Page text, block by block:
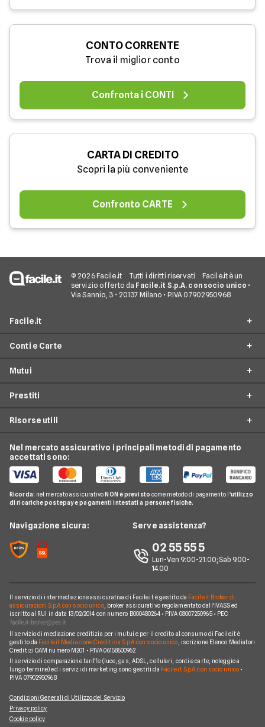
CONTO CORRENTE
Trova il miglior conto
Confronta i CONTI
CARTA DI CREDITO
Scopri la più conveniente
Confronto CARTE
© 2026 Facile.it Tutti i diritti riservati
Facile.it è un
servizio offerto da Facile.it S.p.A. con socio unico •
Via Sannio, 3 - 20137 Milano • P.IVA 07902950968
Facile.it
Prestiti
Mutui
Conti e Carte
Telefonia Mobile
Pay TV
Noleggio Lungo Termine
News
Chi siamo
Perché scegliere Facile.it
Mappa del sito
Conti e Carte
Conto Corrente
Conto Deposito
Carta Prepagata
Mutui
Mutuo Prima Casa
Mutui Seconda Casa
Calcolo Rata Mutuo
Mutui INPDAP
Mutui Ristrutturazione
Prestiti
Prestito Personale
Cessione del Quinto
Prestito Auto
Piccoli Prestiti
Prestiti Veloci
Prestito INPS/INPDAP
Prestiti a Protestati
Consolidamento Debiti
Prestiti Moto
Prestiti per disoccupati
Prestiti senza busta paga
Risorse utili
Guide Prestiti
Guide Mutui
Guide Conti
Guide Carte
News Prestiti
News Carte
Nel mercato assicurativo i principali metodi di pagamento
accettati sono:
Ricorda: nel mercato assicurativo NON è previsto come metodo di pagamento l'utilizzo
di ricariche postepay e pagamenti intestati a persone fisiche.
Navigazione sicura: Serve assistenza?
02 55 55 5
Lun-Ven 9:00-21:00; Sab 9.00-
14.00
Il servizio di intermediazione assicurativa di Facile.it è gestito da Facile.it Broker di
assicurazioni S.p.A. con socio unico, broker assicurativo regolamentato dall'IVASS ed
iscritto al RUI in data 13/02/2014 con numero B000480264 • P.IVA 08007250965 • PEC
Il servizio di mediazione creditizia per i mutui e per il credito al consumo di Facile.it è
gestito da Facile.it Mediazione Creditizia S.p.A. con socio unico , iscrizione Elenco Mediatori
Creditizi OAM numero M201 • P.IVA 06158600962
Il servizio di comparazione tariffe (luce, gas, ADSL, cellulari, conti e carte, noleggio a
lungo termine) ed i servizi di marketing sono gestiti da Facile.it S.p.A. con socio unico•
P.IVA 07902950968
Condizioni Generali di Utilizzo del Servizio
Privacy policy
Cookie policy